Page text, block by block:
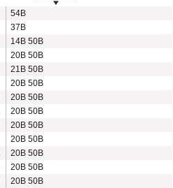
54B
37B
14B 50B
20B 50B
21B 50B
20B 50B
20B 50B
20B 50B
20B 50B
20B 50B
20B 50B
20B 50B
20B 50B